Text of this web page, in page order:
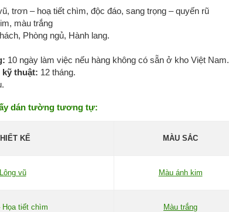
trơn – hoạ tiết chìm, độc đáo, sang trọng – quyến rũ
màu trắng
Phòng ngủ, Hành lang.
10 ngày làm việc nếu hàng không có sẵn ở kho Việt Nam.
kỹ thuật: 12 tháng.
dán tường tương tự:
KẾ MÀU SẮC
Lông vũ Màu ánh kim
Họa tiết chìm Màu trắng